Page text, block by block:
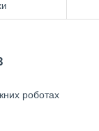
роботах